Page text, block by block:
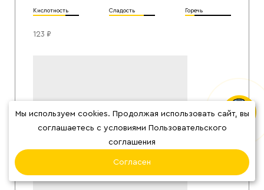
Кислотность Сладость Горечь
123 ₽
Архив
Товар закончился,
но описание
доступно
Мы используем cookies. Продолжая использовать сайт, вы
соглашаетесь с условиями Пользовательского
соглашения
Согласен